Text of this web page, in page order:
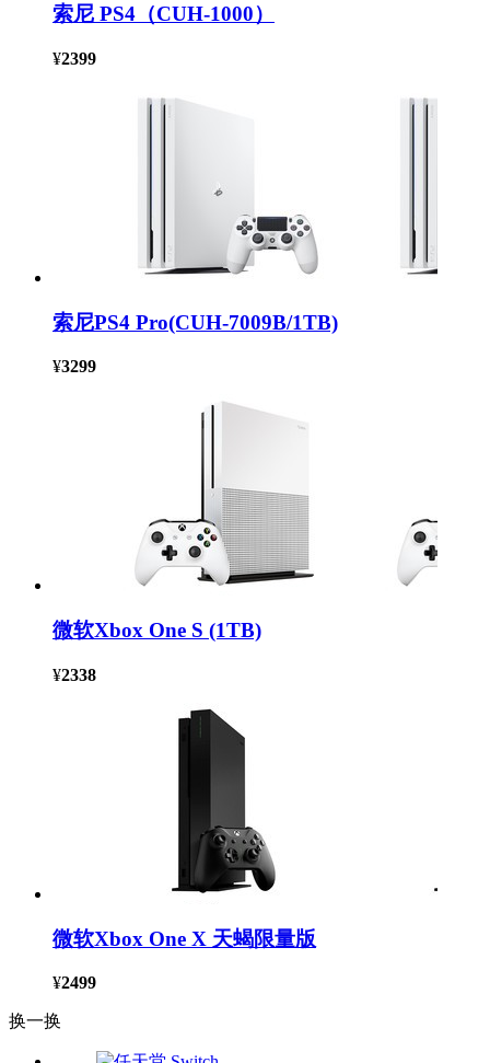
索尼 PS4（CUH-1000）
¥2399
索尼PS4 Pro(CUH-7009B/1TB)
¥3299
微软Xbox One S (1TB)
¥2338
微软Xbox One X 天蝎限量版
¥2499
换一换